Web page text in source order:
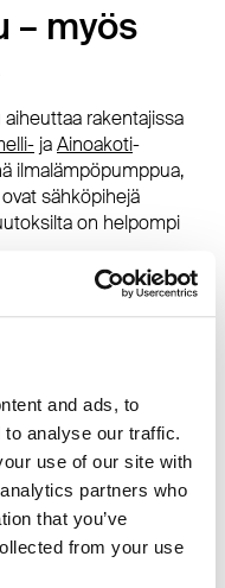
and ads, to
analyse our traffic.
use of our site with
partners who
that you’ve
from your use
– myös
rakentajissa
ja Ainoakoti-
ilmalämpöpumppua,
sähköpihejä
on helpompi
jolloin
turhaan.